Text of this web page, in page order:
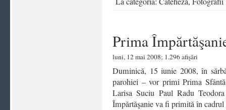
Prima
luni, 12 mai 2008; 1.296 afişări
Duminică, 15 iunie 2008, în
parohiei – vor primi Prima
Larisa Suciu Paul Radu
Împărtăşanie va fi primită în